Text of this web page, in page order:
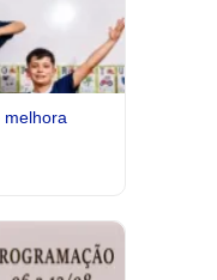
melhora